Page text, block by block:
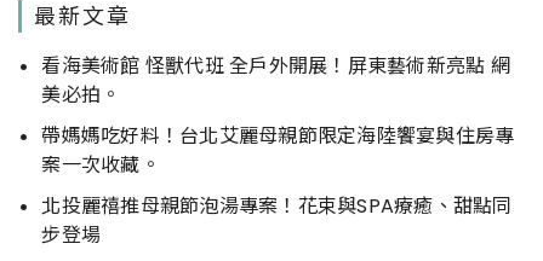
最新文章
看海美術館 怪獸代班 全戶外開展！屏東藝術新亮點 網
美必拍。
帶媽媽吃好料！台北艾麗母親節限定海陸饗宴與住房專
案一次收藏。
北投麗禧推母親節泡湯專案！花束與SPA療癒、甜點同
步登場